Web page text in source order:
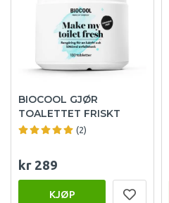
BIOCOOL GJØR
TOALETTET FRISKT
(2)
kr 289
KJØP